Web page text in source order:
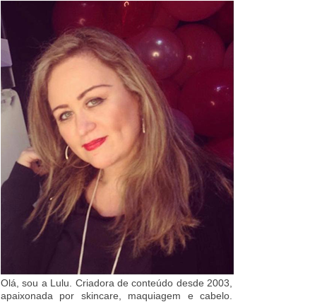
Olá, sou a Lulu. Criadora de conteúdo desde 2003,
apaixonada por skincare, maquiagem e cabelo.